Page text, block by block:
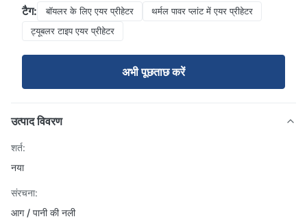
टैग: बॉयलर के लिए एयर प्रीहेटर
थर्मल पावर प्लांट में एयर प्रीहेटर
ट्यूबलर टाइप एयर प्रीहेटर
अभी पूछताछ करें
उत्पाद विवरण
शर्त:
नया
संरचना:
आग / पानी की नली